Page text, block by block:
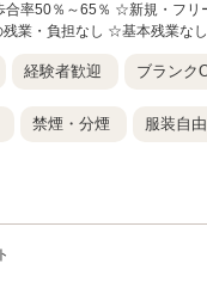
率50％～65％ ☆新規・フリ
業・負担なし ☆基本残業な
経験者歓迎 ブランク
禁煙・分煙 服装自由